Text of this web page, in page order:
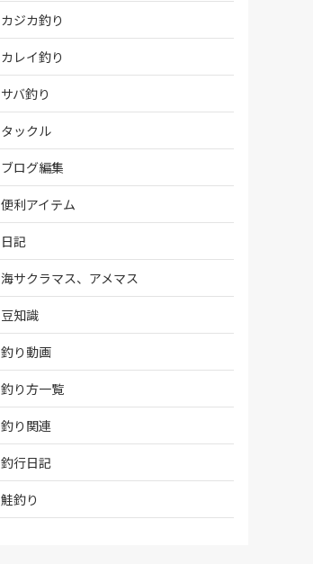
カジカ釣り
カレイ釣り
サバ釣り
タックル
ブログ編集
便利アイテム
日記
海サクラマス、アメマス
豆知識
釣り動画
釣り方一覧
釣り関連
釣行日記
鮭釣り